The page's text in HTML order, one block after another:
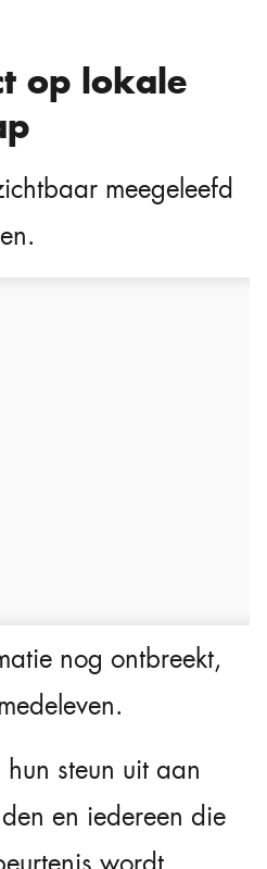
op lokale
meegeleefd
nog ontbreekt,
steun uit aan
en iedereen die